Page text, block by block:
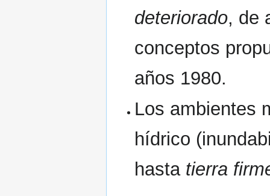
deteriorado, de
conceptos
años 1980.
Los ambientes
hídrico
hasta tierra